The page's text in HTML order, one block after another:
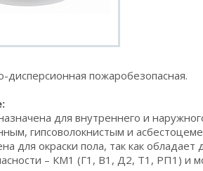
дисперсионная пожаробезопасная.
для внутреннего и
гипсоволокнистым и
для окраски пола, так как
– КМ1 (Г1, В1, Д2, Т1, РП1) и